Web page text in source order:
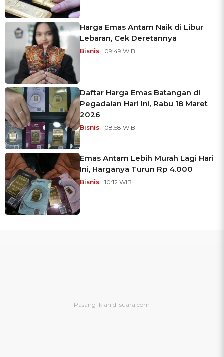
Harga Emas Antam Naik di Libur
Lebaran, Cek Deretannya
Bisnis | 09:49 WIB
Daftar Harga Emas Batangan di
Pegadaian Hari Ini, Rabu 18 Maret
2026
Bisnis | 08:58 WIB
Emas Antam Lebih Murah Lagi Hari
Ini, Harganya Turun Rp 4.000
Bisnis | 10:12 WIB